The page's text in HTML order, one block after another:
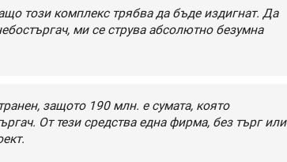
този комплекс трябва да бъде издигнат. Да
ми се струва абсолютно безумна
защото 190 млн. е сумата, която
От тези средства една фирма, без търг или